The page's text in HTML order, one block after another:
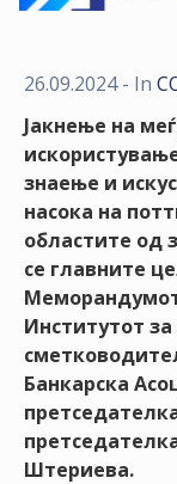
КОНТРОЛА
КВАЛИТЕТ
КАКО
ДА
СТАНАМ
ЧЛЕН
НАСТАНИ
КОНТАКТ
НАЈАВА
ЗА
26.09.2024- In
Јакнење на
знаење и
насока на
областите од
се главните
Институтот
Банкарска
Штериева.